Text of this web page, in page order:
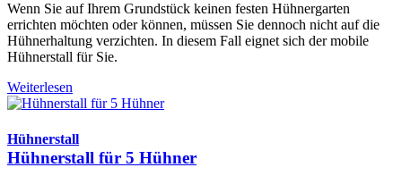
Wenn Sie auf Ihrem Grundstück keinen festen Hühnergarten
errichten möchten oder können, müssen Sie dennoch nicht auf die
Hühnerhaltung verzichten. In diesem Fall eignet sich der mobile
Hühnerstall für Sie.
Weiterlesen
Hühnerstall
Hühnerstall für 5 Hühner